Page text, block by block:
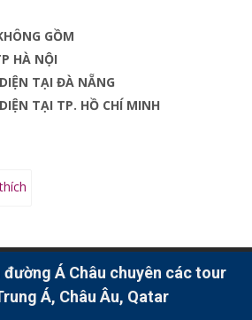
GỒM
HÀ NỘI
TẠI ĐÀ NẴNG
TẠI TP. HỒ CHÍ MINH
đường Á Châu chuyên các tour
Á, Châu Âu, Qatar